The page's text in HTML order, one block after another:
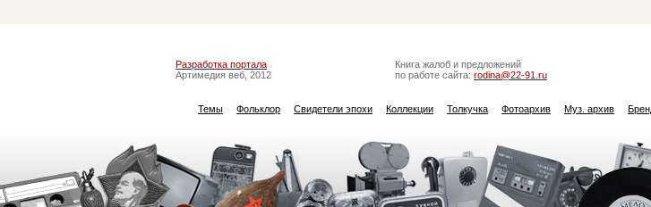
Разработка портала
Артимедия веб, 2012
Книга жалоб и предложений
по работе сайта: rodina@22-91.ru
Темы Фольклор Свидетели эпохи Коллекции Толкучка Фотоархив Муз. архив